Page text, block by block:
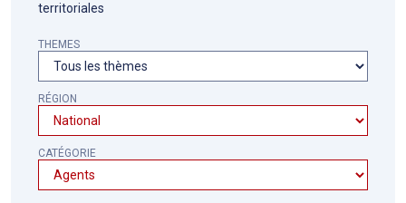
territoriales
THEMES
RÉGION
CATÉGORIE